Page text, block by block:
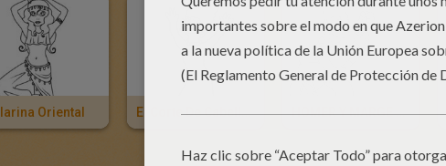
Oriental El Corte De Cabello De Marge HOMER Y MARGE SIMPSON